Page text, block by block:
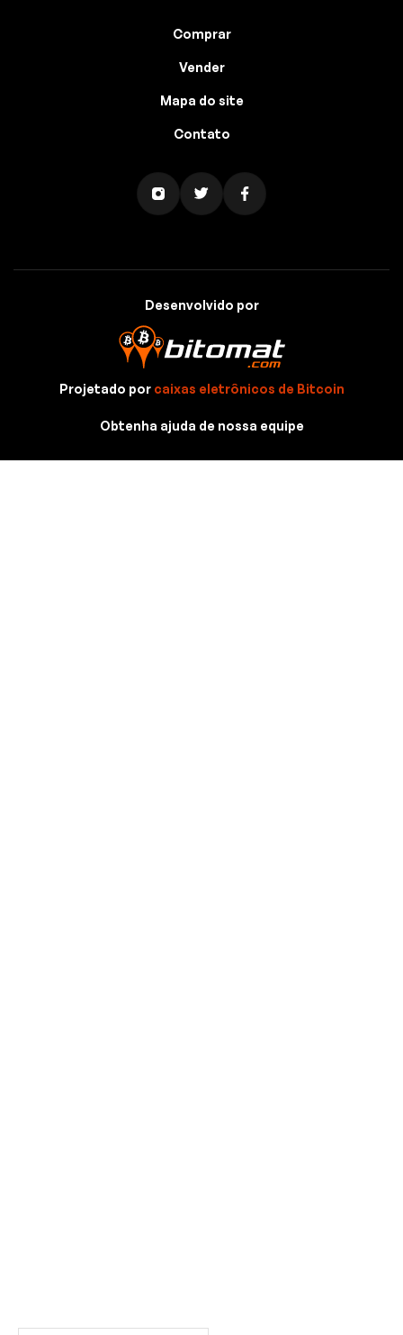
Comprar
Vender
Mapa do site
Contato
Desenvolvido por
Projetado por caixas eletrônicos de Bitcoin
Obtenha ajuda de nossa equipe